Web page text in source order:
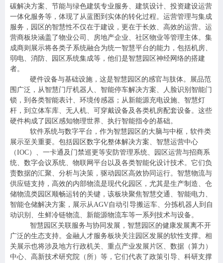
碳解决方案、节能与绿色建筑专业服务、建筑设计、投资建设运营
一体化服务等，体现了从蓝图到实体的转化过程。运营管理与集成
服务，园区的智慧性不仅在于建设，更在于长效、高效的运营。运
营商板块涵盖了物业公司、房地产企业、社区物业等管理主体。集
成商则展示将各类子系统融合为统一智慧平台的能力，包括机房、
弱电、消防、园区系统集成等，他们是智慧园区神经网络的搭建
者。
硬件设备与基础设施，这是智慧园区的感官与肢体。展品范
围广泛，从智慧门厅机器人、智能停车解决方案、人脸识别智能门
锁，到各类智能表计、环境传感器；从新能源充电设施、智慧灯
杆，到立体车库、无人机、可穿戴设备及各类机房配套设备。这些
硬件构成了园区感知物理世界、执行智能指令的基础。
软件系统与数字平台，作为智慧园区的大脑与中枢，软件类
展示至关重要。包括园区数字化整体解决方案、智慧运营中心
（IOC）、一卡通及门禁巡更等安防管理系统、园区运营与招商系
统、数字会议系统、物联网平台以及各类智能化设计技术。它们负
责数据的汇聚、分析与决策，驱动园区高效协同运行。智慧物流与
供应链支持，高效的内部物流是现代化园区，尤其是生产制造、仓
储物流类园区顺畅运转的关键，该板块聚焦智慧交通、智能电力、
智能仓储解决方案，展示从AGV自动引导搬运车、分拣机器人到自
动识别、生鲜冷链物流、新能源物流车等一系列技术与设备。
智慧园区 关联服务与协同发展，智慧园区的健康发展离不开
广泛的生态支持。金融人才服务板块关注园区发展的软性支撑。相
关展示也将涉及地方行政机关、重点产业发展片区、数据（算力）
中心、高新技术研究院（所）等，它们代表了政策引导、科研支撑